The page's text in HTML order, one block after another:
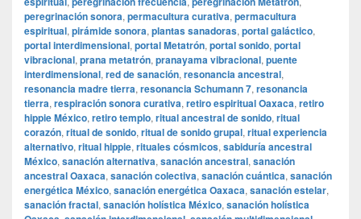
peregrinación sonora, permacultura curativa, permacultura
espiritual, pirámide sonora, plantas sanadoras, portal galáctico,
portal interdimensional, portal Metatrón, portal sonido, portal
vibracional, prana metatrón, pranayama vibracional, puente
interdimensional, red de sanación, resonancia ancestral,
resonancia madre tierra, resonancia Schumann 7, resonancia
tierra, respiración sonora curativa, retiro espiritual Oaxaca, retiro
hippie México, retiro templo, ritual ancestral de sonido, ritual
corazón, ritual de sonido, ritual de sonido grupal, ritual experiencia
alternativo, ritual hippie, rituales cósmicos, sabiduría ancestral
México, sanación alternativa, sanación ancestral, sanación
ancestral Oaxaca, sanación colectiva, sanación cuántica, sanación
energética México, sanación energética Oaxaca, sanación estelar,
sanación fractal, sanación holística México, sanación holística